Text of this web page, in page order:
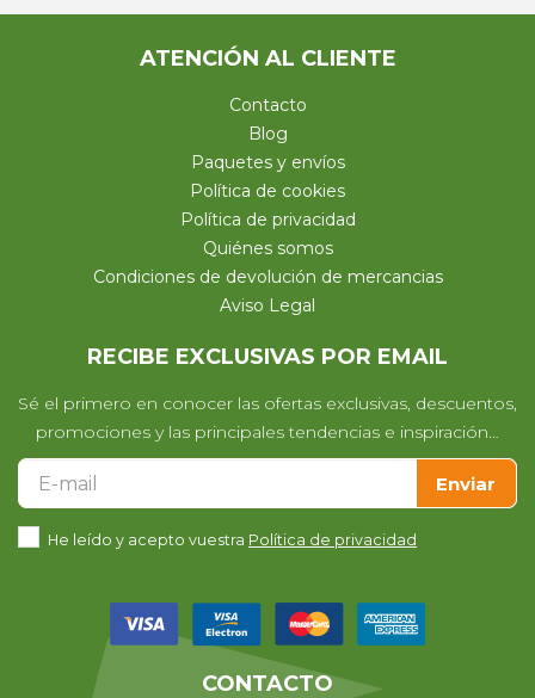
ATENCIÓN AL CLIENTE
Contacto
Blog
Paquetes y envíos
Política de cookies
Política de privacidad
Quiénes somos
Condiciones de devolución de mercancias
Aviso Legal
RECIBE EXCLUSIVAS POR EMAIL
Sé el primero en conocer las ofertas exclusivas, descuentos,
promociones y las principales tendencias e inspiración…
Enviar
He leído y acepto vuestra Política de privacidad
CONTACTO